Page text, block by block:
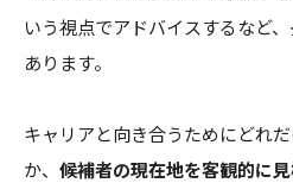
いう視点でアドバイスするなど
あります。
キャリアと向き合うためにどれ
か、 候補者の現在地を客観的に